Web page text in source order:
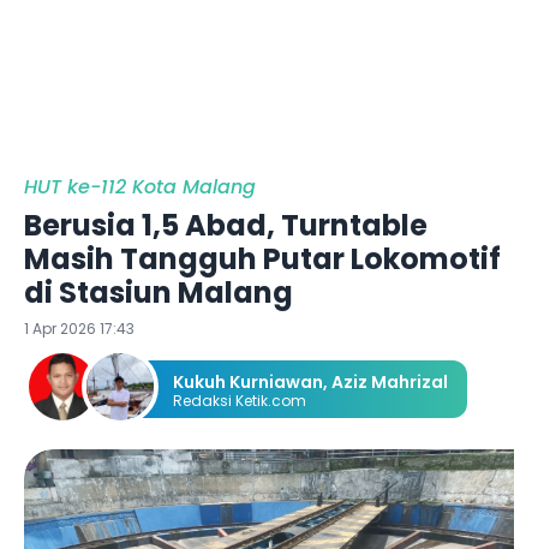
HUT ke-112 Kota Malang
Berusia 1,5 Abad, Turntable
Masih Tangguh Putar Lokomotif
di Stasiun Malang
1 Apr 2026 17:43
Kukuh Kurniawan, Aziz Mahrizal
Redaksi Ketik.com